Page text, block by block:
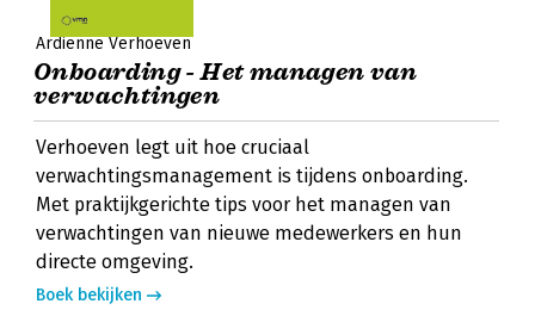
Ardiënne Verhoeven
Onboarding - Het managen van
verwachtingen
Verhoeven legt uit hoe cruciaal
verwachtingsmanagement is tijdens onboarding.
Met praktijkgerichte tips voor het managen van
verwachtingen van nieuwe medewerkers en hun
directe omgeving.
Boek bekijken